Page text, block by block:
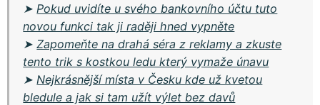
➤ Pokud uvidíte u svého bankovního účtu tuto
novou funkci tak ji raději hned vypněte
➤Zapomeňte na drahá séra z reklamy a zkuste
tento trik s kostkou ledu který vymaže únavu
➤ Nejkrásnější místa v Česku kde už kvetou
bledule a jak si tam užít výlet bez davů